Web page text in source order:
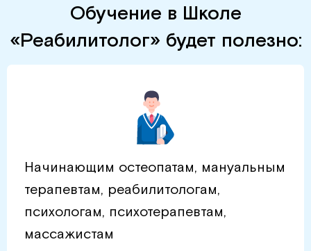
Обучение в Школе
«Реабилитолог» будет полезно:
Начинающим остеопатам, мануальным
терапевтам, реабилитологам,
психологам, психотерапевтам,
массажистам